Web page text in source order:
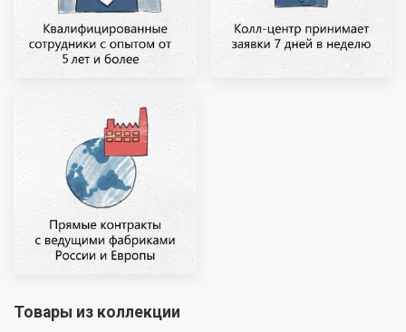
Товары из коллекции